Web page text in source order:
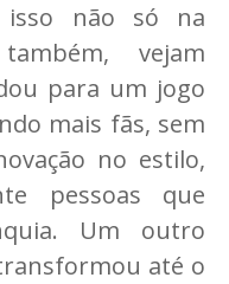
não só na
vejam
para um jogo
mais fãs, sem
no estilo,
pessoas que
Um outro
até o